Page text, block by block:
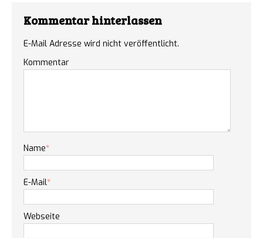
Kommentar hinterlassen
E-Mail Adresse wird nicht veröffentlicht.
Kommentar
Name*
E-Mail*
Webseite